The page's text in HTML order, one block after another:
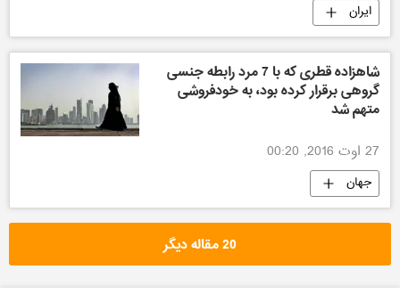
ایران
شاهزاده قطری که با 7 مرد رابطه جنسی
گروهی برقرار کرده بود، به خودفروشی
متهم شد
27 اوت 2016, 00:20
جهان
20 مقاله دیگر